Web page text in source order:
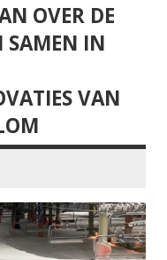
OVER DE
SAMEN IN
VAN